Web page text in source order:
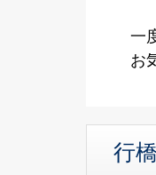
一
お
行